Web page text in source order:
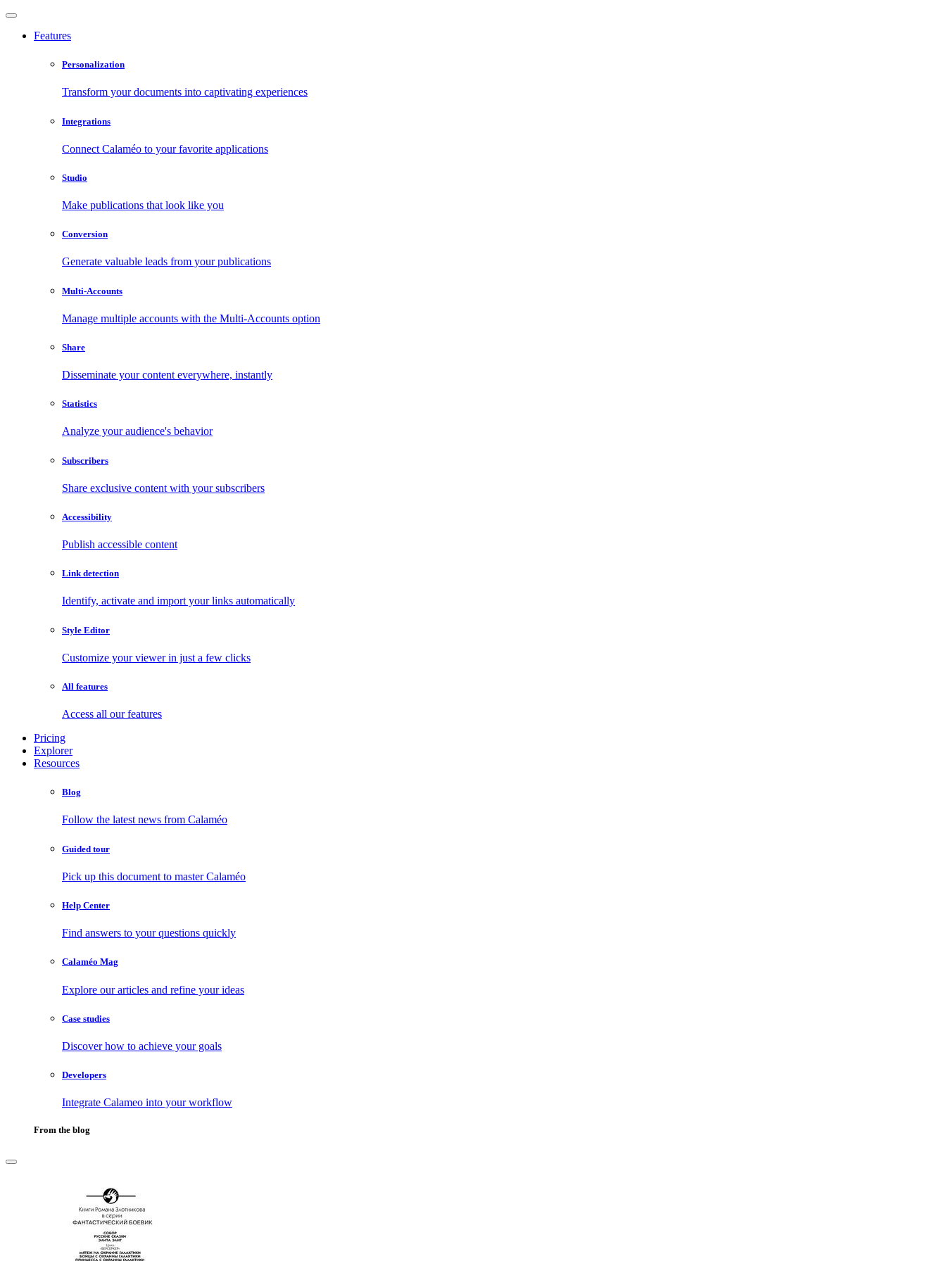
Features
Personalization
Transform your documents into captivating experiences
Integrations
Connect Calaméo to your favorite applications
Studio
Make publications that look like you
Conversion
Generate valuable leads from your publications
Multi-Accounts
Manage multiple accounts with the Multi-Accounts option
Share
Disseminate your content everywhere, instantly
Statistics
Analyze your audience's behavior
Subscribers
Share exclusive content with your subscribers
Accessibility
Publish accessible content
Link detection
Identify, activate and import your links automatically
Style Editor
Customize your viewer in just a few clicks
All features
Access all our features
Pricing
Explorer
Resources
Blog
Follow the latest news from Calaméo
Guided tour
Pick up this document to master Calaméo
Help Center
Find answers to your questions quickly
Calaméo Mag
Explore our articles and refine your ideas
Case studies
Discover how to achieve your goals
Developers
Integrate Calameo into your workflow
From the blog